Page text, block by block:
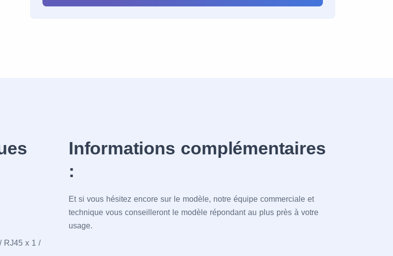
RJ45 x 1 /
Informations complémentaires
:
Et si vous hésitez encore sur le modèle, notre équipe commerciale et
technique vous conseilleront le modèle répondant au plus près à votre
usage.